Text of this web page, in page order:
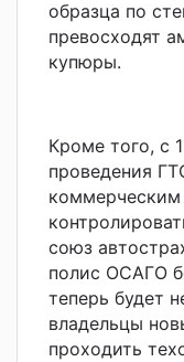
образца по
превосходят
купюры.
Кроме того, с
проведения
коммерческим
союз
полис ОСАГО
теперь будет
владельцы
проходить